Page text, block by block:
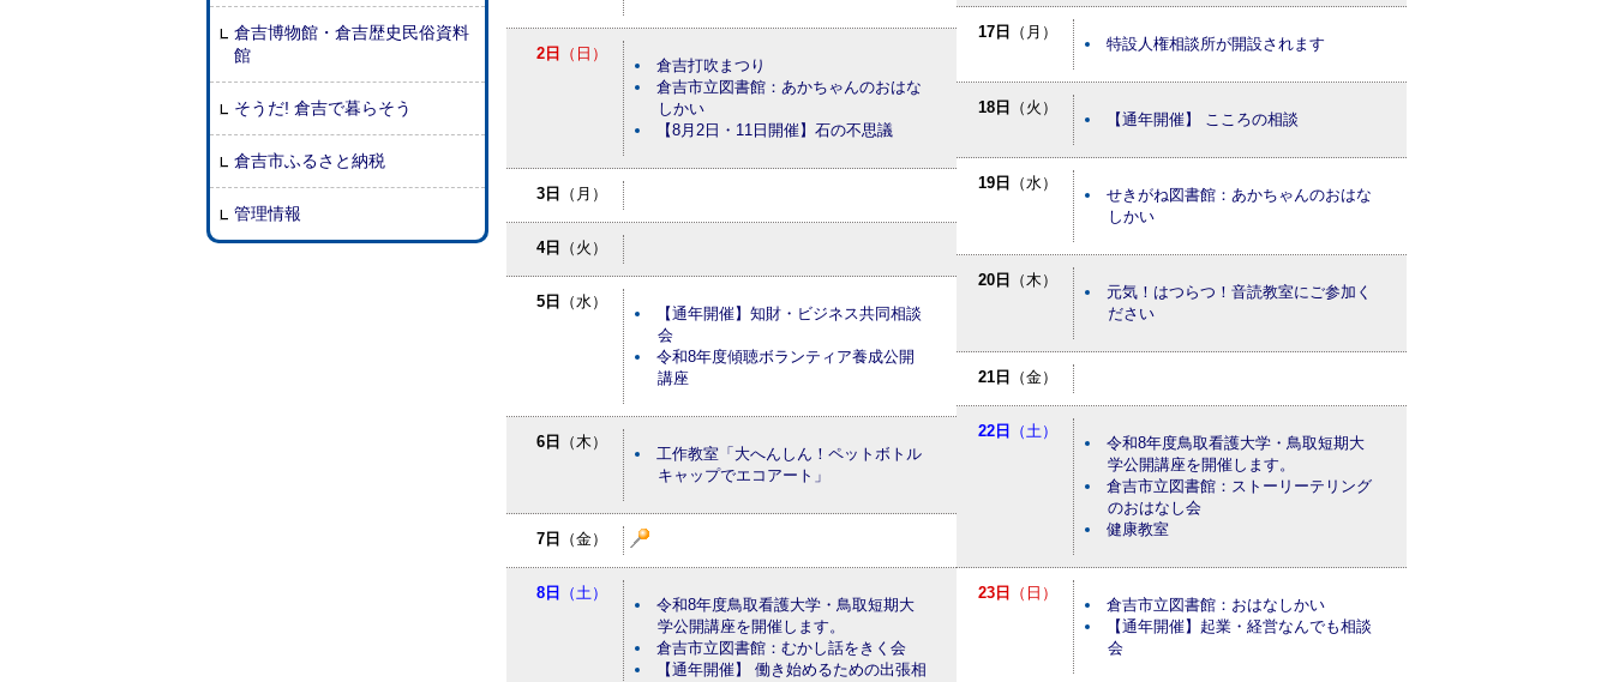
倉吉博物館・倉吉歴史民俗資料
館
そうだ! 倉吉で暮らそう
倉吉市ふるさと納税
管理情報
2日 （日）
倉吉打吹まつり
倉吉市立図書館：あかちゃんのおはな
しかい
【8月2日・11日開催】石の不思議
3日 （月）
4日 （火）
5日 （水）
【通年開催】知財・ビジネス共同相談
会
令和8年度傾聴ボランティア養成公開
講座
6日 （木）
工作教室「大へんしん！ペットボトル
キャップでエコアート」
7日 （金）
8日 （土）
令和8年度鳥取看護大学・鳥取短期大
学公開講座を開催します。
倉吉市立図書館：むかし話をきく会
【通年開催】 働き始めるための出張相
17日 （月）
特設人権相談所が開設されます
18日 （火）
【通年開催】 こころの相談
19日 （水）
せきがね図書館：あかちゃんのおはな
しかい
20日 （木）
元気！はつらつ！音読教室にご参加く
ださい
21日 （金）
22日 （土）
令和8年度鳥取看護大学・鳥取短期大
学公開講座を開催します。
倉吉市立図書館：ストーリーテリング
のおはなし会
健康教室
23日 （日）
倉吉市立図書館：おはなしかい
【通年開催】起業・経営なんでも相談
会